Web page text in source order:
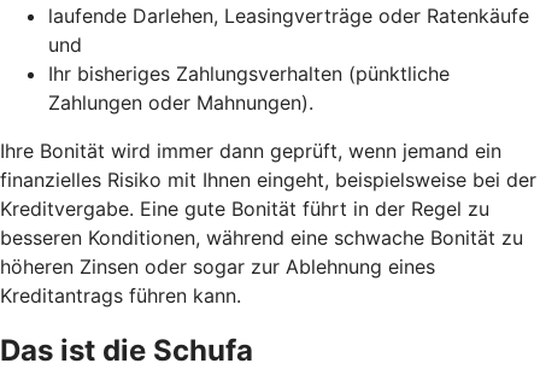
laufende Darlehen, Leasingverträge oder Ratenkäufe
und
Ihr bisheriges Zahlungsverhalten (pünktliche
Zahlungen oder Mahnungen).
Ihre Bonität wird immer dann geprüft, wenn jemand ein
finanzielles Risiko mit Ihnen eingeht, beispielsweise bei der
Kreditvergabe. Eine gute Bonität führt in der Regel zu
besseren Konditionen, während eine schwache Bonität zu
höheren Zinsen oder sogar zur Ablehnung eines
Kreditantrags führen kann.
Das ist die Schufa